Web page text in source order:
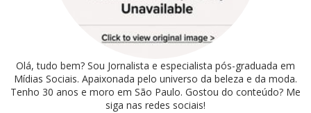
Olá, tudo bem? Sou Jornalista e especialista pós-graduada em
Mídias Sociais. Apaixonada pelo universo da beleza e da moda.
Tenho 30 anos e moro em São Paulo. Gostou do conteúdo? Me
siga nas redes sociais!